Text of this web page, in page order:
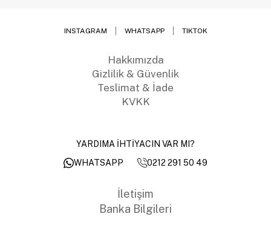
INSTAGRAM WHATSAPP TIKTOK
Hakkımızda
Gizlilik & Güvenlik
Teslimat & İade
KVKK
YARDIMA İHTİYACIN VAR MI?
WHATSAPP
0212 291 50 49
İletişim
Banka Bilgileri